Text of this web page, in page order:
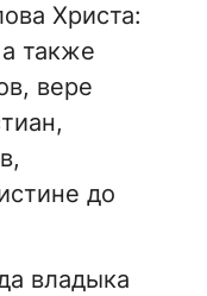
Христа:
также
вере
до
владыка